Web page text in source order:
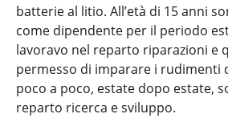
batterie al litio. All’età di 15 anni
come dipendente per il periodo
lavoravo nel reparto riparazioni e
permesso di imparare i rudimenti
poco a poco, estate dopo estate,
reparto ricerca e sviluppo.